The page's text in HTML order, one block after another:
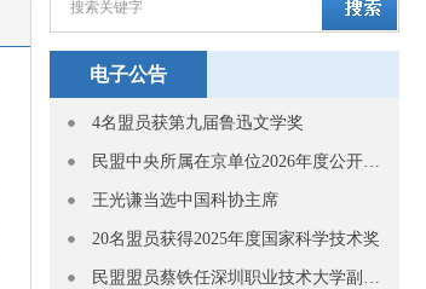
电子公告
4名盟员获第九届鲁迅文学奖
王光谦当选中国科协主席
20名盟员获得2025年度国家科学技术奖